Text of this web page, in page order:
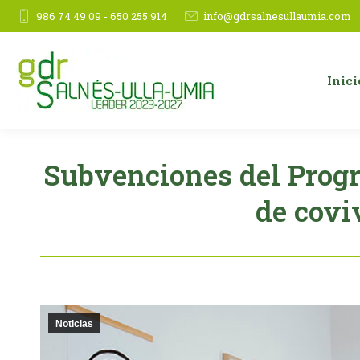
986 74 49 09 - 650 255 914 info@gdrsalnesullaumia.com
Subvenciones del
de
Noticias